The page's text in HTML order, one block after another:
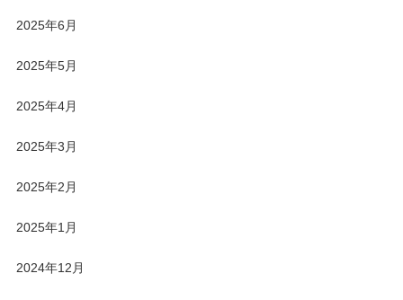
2025年6月
2025年5月
2025年4月
2025年3月
2025年2月
2025年1月
2024年12月